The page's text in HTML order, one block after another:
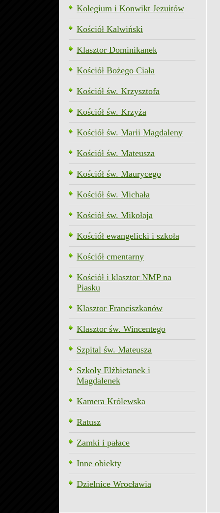
Kolegium i Konwikt Jezuitów
Kościół Kalwiński
Klasztor Dominikanek
Kościół Bożego Ciała
Kościół św. Krzysztofa
Kościół św. Krzyża
Kościół św. Marii Magdaleny
Kościół św. Mateusza
Kościół św. Maurycego
Kościół św. Michała
Kościół św. Mikołaja
Kościół ewangelicki i szkoła
Kościół cmentarny
Kościół i klasztor NMP na
Piasku
Klasztor Franciszkanów
Klasztor św. Wincentego
Szpital św. Mateusza
Szkoły Elżbietanek i
Magdalenek
Kamera Królewska
Ratusz
Zamki i pałace
Inne obiekty
Dzielnice Wrocławia